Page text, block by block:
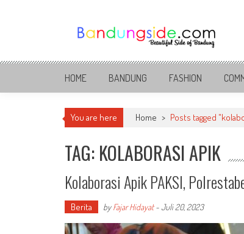
Bandung Side
Sisi Cantik Bandung
HOME BANDUNG FASHION
You are here Home > Posts tagged
TAG: KOLABORASI APIK
Kolaborasi Apik PAKSI,
Berita byFajar Hidayat-Juli 20, 2023